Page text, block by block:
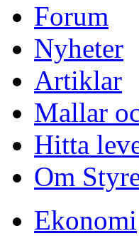
Forum
Nyheter
Artiklar
Mallar
Hitta
Om
Ekonomi